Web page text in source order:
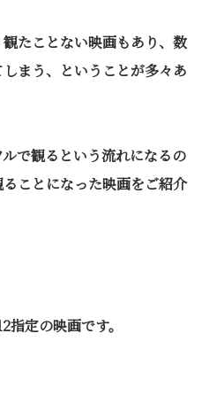
たことない映画もあり、数
まう、ということが多々あ
で観るという流れになるの
ことになった映画をご紹介
指定の映画です。